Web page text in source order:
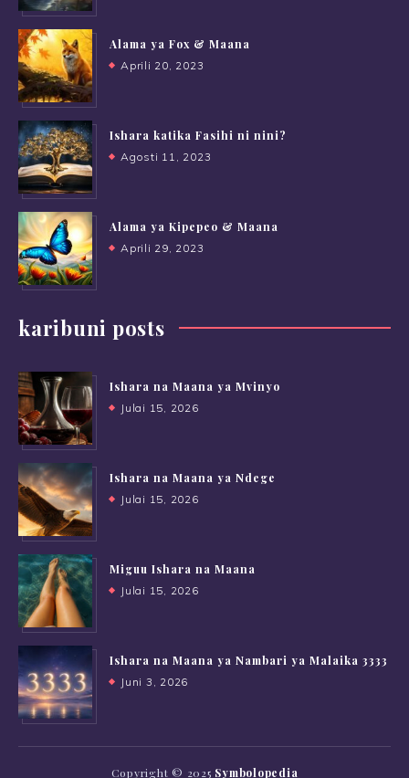
Alama ya Fox & Maana
Aprili 20, 2023
Ishara katika Fasihi ni nini?
Agosti 11, 2023
Alama ya Kipepeo & Maana
Aprili 29, 2023
karibuni posts
Ishara na Maana ya Mvinyo
Julai 15, 2026
Ishara na Maana ya Ndege
Julai 15, 2026
Miguu Ishara na Maana
Julai 15, 2026
Ishara na Maana ya Nambari ya Malaika 3333
Juni 3, 2026
Copyright © 2025 Symbolopedia